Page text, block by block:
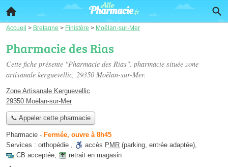
Accueil > Bretagne > Finistère > Moëlan-sur-Mer
Pharmacie des Rias
Cette fiche présente "Pharmacie des Rias", pharmacie située zone
artisanale kerguevellic, 29350 Moëlan-sur-Mer.
Zone Artisanale Kerguevellic
29350 Moëlan-sur-Mer
📞 Appeler cette pharmacie
Pharmacie - Fermée, ouvre à 8h45
Services : orthopédie , accès PMR (parking, entrée adaptée),
CB acceptée, retrait en magasin